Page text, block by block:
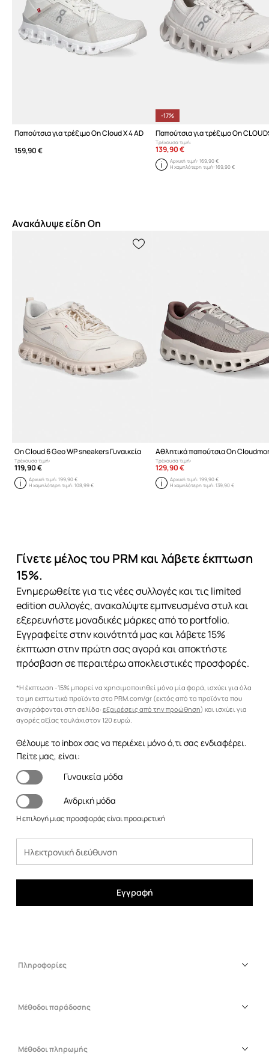
Παπούτσια για τρέξιμο On Cloud X 4 AD
159,90 €
-17%
Τρέχουσα τιμή:
139,90 €
Αρχική τιμή: 169,90 €
Η χαμηλότερη τιμή: 169,90 €
Ανακάλυψε είδη On
On Cloud 6 Geo WP sneakers Γυναικεία
Τρέχουσα τιμή:
119,90 €
Αρχική τιμή:199,90 €
Η χαμηλότερη τιμή:108,99 €
Τρέχουσα τιμή:
129,90 €
Αρχική τιμή: 199,90 €
Η χαμηλότερη τιμή: 139,90 €
Γίνετε μέλος του PRM και λάβετε έκπτωση
15%.
Ενημερωθείτε για τις νέες συλλογές και τις limited
edition συλλογές, ανακαλύψτε εμπνευσμένα στυλ και
εξερευνήστε μοναδικές μάρκες από το portfolio.
Εγγραφείτε στην κοινότητά μας και λάβετε 15%
έκπτωση στην πρώτη σας αγορά και αποκτήστε
πρόσβαση σε περαιτέρω αποκλειστικές προσφορές.
*Η έκπτωση -15% μπορεί να χρησιμοποιηθεί μόνο μία φορά, ισχύει για όλα
τα μη εκπτωτικά προϊόντα στο PRM.com/gr (εκτός από τα προϊόντα που
αναγράφονται στη σελίδα: εξαιρέσεις από την προώθηση) και ισχύει για
αγορές αξίας τουλάχιστον 120 ευρώ.
Θέλουμε το inbox σας να περιέχει μόνο ό,τι σας ενδιαφέρει.
Πείτε μας, είναι:
Γυναικεία μόδα
Ανδρική μόδα
Η επιλογή μιας προσφοράς είναι προαιρετική
Εγγραφή
Πληροφορίες
Μέθοδοι παράδοσης
Μέθοδοι πληρωμής